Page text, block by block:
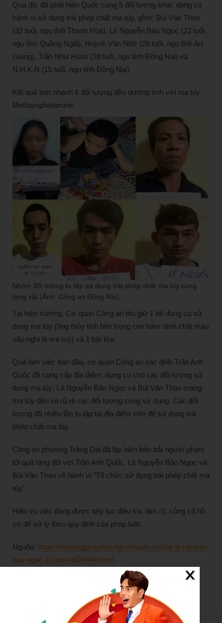
Qua đó, đã phát hiện Quốc cùng 5 đối tượng khác đang có
hành vi sử dụng trái phép chất ma túy, gồm: Bùi Văn Thao
(32 tuổi, ngụ tỉnh Thanh Hoá), Lê Nguyễn Bảo Ngọc (22 tuổi,
ngụ tỉnh Quảng Ngãi), Huỳnh Văn Nhớ (28 tuổi, ngụ tỉnh An
Giang), Trần Như Hoàn (28 tuổi, ngụ tỉnh Đồng Nai) và
N.H.K.N (15 tuổi, ngụ tỉnh Đồng Nai).
Kết quả test nhanh 6 đối tượng đều dương tính với ma túy
Methamphetamine.
Nhóm đối tượng tụ tập sử dụng trái phép chất ma túy cùng
tang vật (Ảnh: Công an Đồng Nai).
Tại hiện trường, Cơ quan Công an thu giữ 1 bộ dụng cụ sử
dụng ma túy (ống thủy tinh bên trong còn bám dính chất màu
nâu nghi là ma tuý) và 1 bật lửa.
Qua làm việc ban đầu, cơ quan Công an xác định Trần Anh
Quốc đã cung cấp địa điểm, dụng cụ cho các đối tượng sử
dụng ma túy; Lê Nguyễn Bảo Ngọc và Bùi Văn Thao mang
ma túy đến và rủ rê các đối tượng cùng sử dụng. Các đối
tượng đã nhiều lần tụ tập tại địa điểm trên để sử dụng trái
phép chất ma túy.
Công an phường Trảng Dài đã lập biên bản bắt người phạm
tội quả tang đối với Trần Anh Quốc, Lê Nguyễn Bảo Ngọc và
Bùi Văn Thao về hành vi “Tổ chức sử dụng trái phép chất ma
túy”.
Hiện vụ việc đang được tiếp tục điều tra, làm rõ, củng cố hồ
sơ để xử lý theo quy định của pháp luật.
Nguồn: https://doisongphapluat.nguoiduatin.vn/bat-le-nguyen-
bao-ngoc-22-tuoi-a624884.html